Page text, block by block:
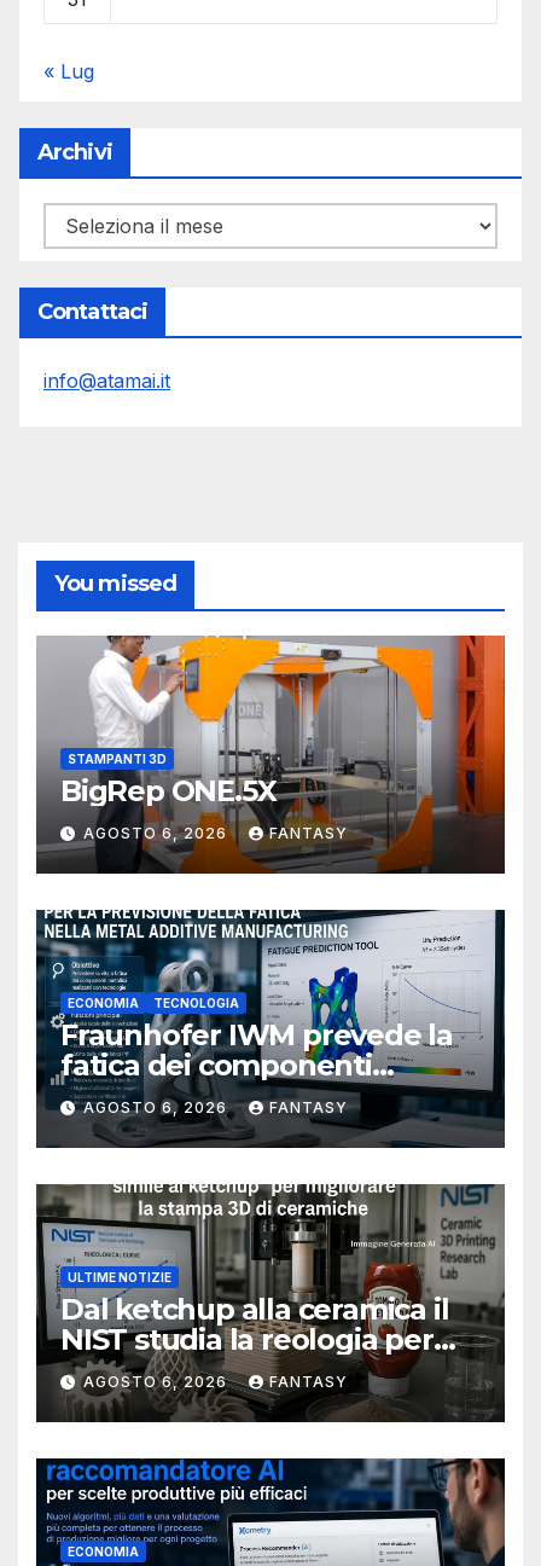
« Lug
Archivi
Archivi
Contattaci
info@atamai.it
You missed
STAMPANTI 3D
BigRep ONE.5X
AGOSTO 6, 2026 FANTASY
ECONOMIA TECNOLOGIA
Fraunhofer IWM prevede la
fatica dei componenti
metallici stampati in 3D
AGOSTO 6, 2026 FANTASY
ULTIME NOTIZIE
Dal ketchup alla ceramica il
NIST studia la reologia per
rendere più affidabile la
stampa 3D
AGOSTO 6, 2026 FANTASY
ECONOMIA